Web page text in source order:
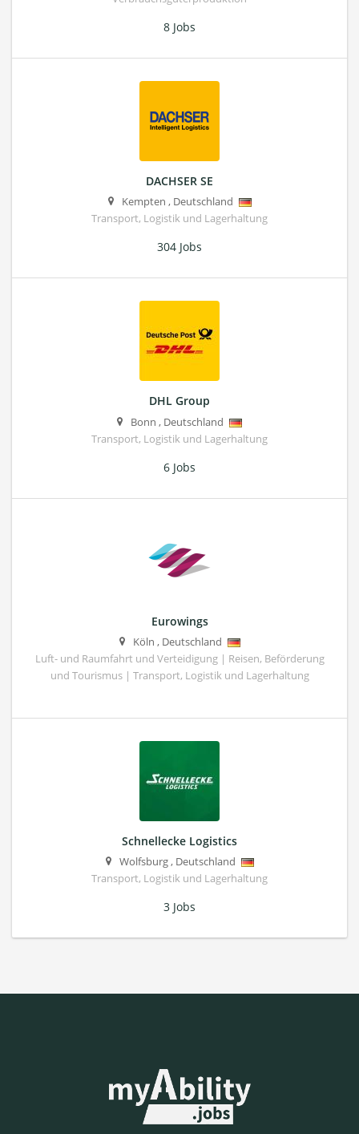
8 Jobs
DACHSER SE
Kempten , Deutschland
Transport, Logistik und Lagerhaltung
304 Jobs
DHL Group
Bonn , Deutschland
Transport, Logistik und Lagerhaltung
6 Jobs
Eurowings
Köln , Deutschland
Luft- und Raumfahrt und Verteidigung | Reisen, Beförderung
und Tourismus | Transport, Logistik und Lagerhaltung
Schnellecke Logistics
Wolfsburg, Deutschland
Transport, Logistik und Lagerhaltung
3 Jobs